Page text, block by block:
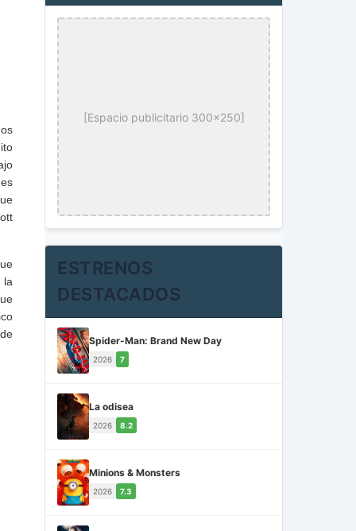
la
[Espacio publicitario 300x250]
ESTRENOS
DESTACADOS
Spider-Man: Brand New Day
2026 7
La odisea
2026 8.2
Minions & Monsters
2026 7.3